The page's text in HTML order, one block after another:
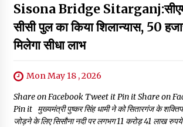
Sisona Bridge Sitarganj:सीएम
सीसी पुल का किया शिलान्यास, 50
मिलेगा सीधा लाभ
Mon May 18 , 2026
Share on Facebook Tweet it Pin it Share on
Pin it मुख्यमंत्री पुष्कर सिंह धामी ने को सितारगंज के
जोड़ने के लिए सिसौना नदी पर लगभग 11 करोड़ 41 लाख रुपये